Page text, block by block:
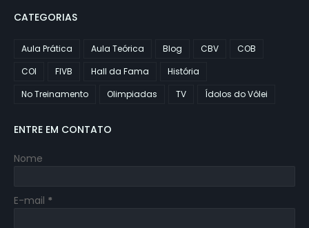
CATEGORIAS
Aula Prática Aula Teórica Blog CBV
COB
COI
FIVB Hall da Fama
História
No Treinamento
Olimpiadas TV Ídolos do Vôlei
ENTRE EM CONTATO
Nome
E-mail *